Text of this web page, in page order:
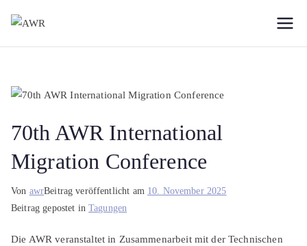
Inhalt
springen
AWR
Forschungsgesellschaft
70th AWR International
Migration Conference
Von awrBeitrag veröffentlicht am 10. November 2025
Beitrag gepostet inTagungen
Die AWR veranstaltet in Zusammenarbeit mit der Technischen